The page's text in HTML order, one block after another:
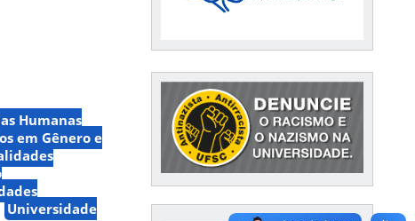
Humanas
em Gênero e
Universidade